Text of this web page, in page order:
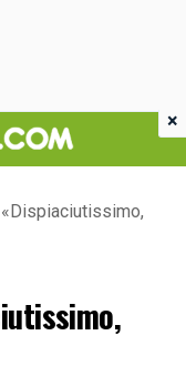
«Dispiaciutissimo,
×